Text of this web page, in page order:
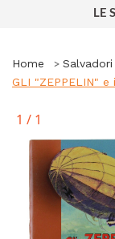
LE
Home
GLI "ZEPPELIN" e
1 / 1